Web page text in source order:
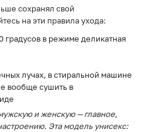
сохранял свой
на эти правила ухода:
градусов в режиме деликатная
лучах, в стиральной машине
вообще сушить в
и женскую — главное,
Эта модель унисекс: